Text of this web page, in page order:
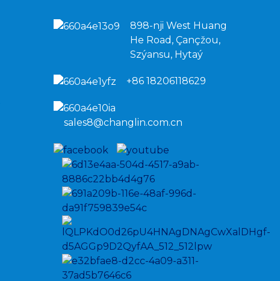
898-nji West Huang
He Road, Çançžou,
Szýansu, Hytaý
+86 18206118629
sales8@changlin.com.cn